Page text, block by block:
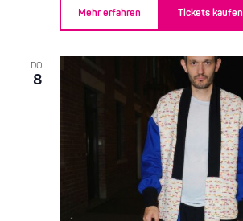
Mehr erfahren Tickets kaufen
DO.
8